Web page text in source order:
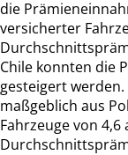
die
versicherter
Chile konnten die
gesteigert
maßgeblich aus
Fahrzeuge von